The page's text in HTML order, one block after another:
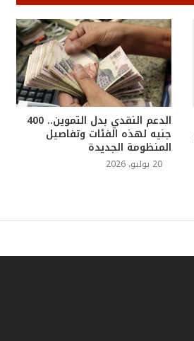
الدعم النقدي بدل التموين.. 400
جنيه لهذه الفئات وتفاصيل
المنظومة الجديدة
20 يوليو، 2026